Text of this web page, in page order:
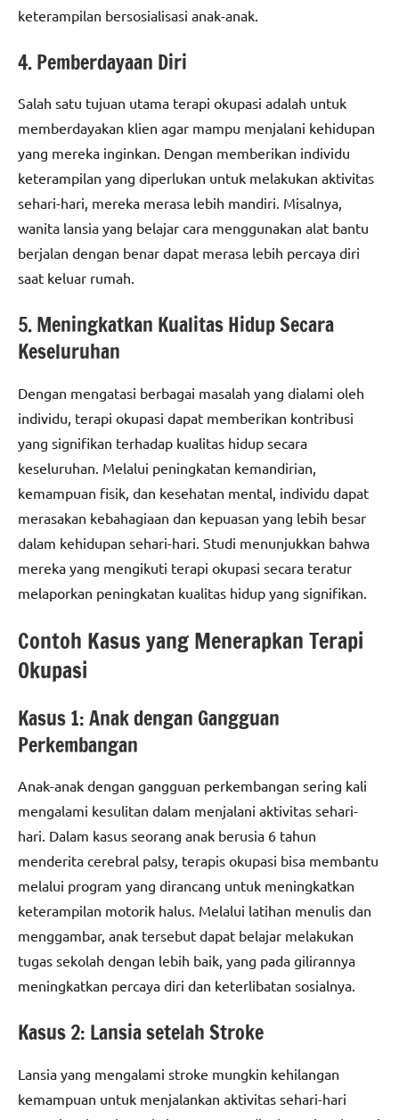
keterampilan bersosialisasi anak-anak.
4. Pemberdayaan Diri
Salah satu tujuan utama terapi okupasi adalah untuk
memberdayakan klien agar mampu menjalani kehidupan
yang mereka inginkan. Dengan memberikan individu
keterampilan yang diperlukan untuk melakukan aktivitas
sehari-hari, mereka merasa lebih mandiri. Misalnya,
wanita lansia yang belajar cara menggunakan alat bantu
berjalan dengan benar dapat merasa lebih percaya diri
saat keluar rumah.
5. Meningkatkan Kualitas Hidup Secara
Keseluruhan
Dengan mengatasi berbagai masalah yang dialami oleh
individu, terapi okupasi dapat memberikan kontribusi
yang signifikan terhadap kualitas hidup secara
keseluruhan. Melalui peningkatan kemandirian,
kemampuan fisik, dan kesehatan mental, individu dapat
merasakan kebahagiaan dan kepuasan yang lebih besar
dalam kehidupan sehari-hari. Studi menunjukkan bahwa
mereka yang mengikuti terapi okupasi secara teratur
melaporkan peningkatan kualitas hidup yang signifikan.
Contoh Kasus yang Menerapkan Terapi
Okupasi
Kasus 1: Anak dengan Gangguan
Perkembangan
Anak-anak dengan gangguan perkembangan sering kali
mengalami kesulitan dalam menjalani aktivitas sehari-
hari. Dalam kasus seorang anak berusia 6 tahun
menderita cerebral palsy, terapis okupasi bisa membantu
melalui program yang dirancang untuk meningkatkan
keterampilan motorik halus. Melalui latihan menulis dan
menggambar, anak tersebut dapat belajar melakukan
tugas sekolah dengan lebih baik, yang pada gilirannya
meningkatkan percaya diri dan keterlibatan sosialnya.
Kasus 2: Lansia setelah Stroke
Lansia yang mengalami stroke mungkin kehilangan
kemampuan untuk menjalankan aktivitas sehari-hari